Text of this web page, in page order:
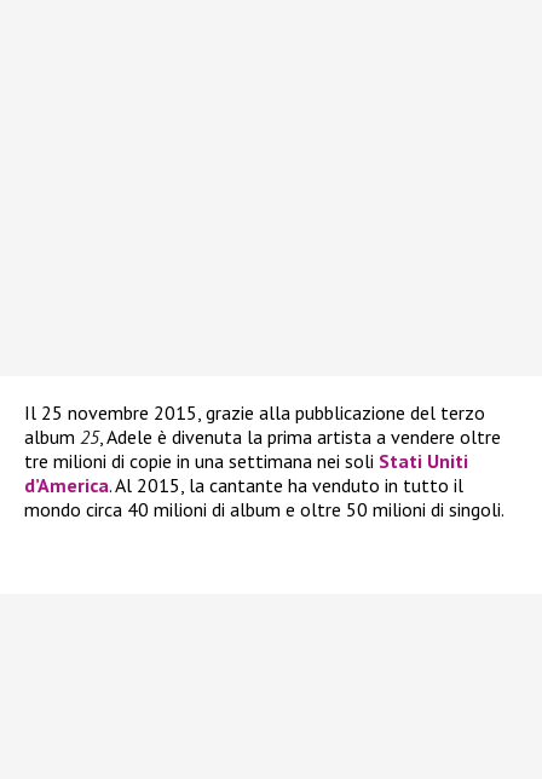
Il 25 novembre 2015, grazie alla pubblicazione del terzo
album 25, Adele è divenuta la prima artista a vendere oltre
tre milioni di copie in una settimana nei soli Stati Uniti
d’America. Al 2015, la cantante ha venduto in tutto il
mondo circa 40 milioni di album e oltre 50 milioni di singoli.